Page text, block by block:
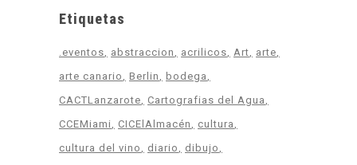
Etiquetas
.eventos abstraccion acrilicos Art
arte
arte canario
Berlin
bodega
CACTLanzarote
Cartografias del Agua
CCEMiami
CICElAlmacén
cultura
cultura del vino
diario
dibujo